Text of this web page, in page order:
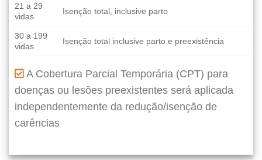
21 a 29
vidas
Isenção total, inclusive parto
30 a 199
vidas
Isenção total inclusive parto e preexistência
A Cobertura Parcial Temporária (CPT) para
doenças ou lesões preexistentes será aplicada
independentemente da redução/isenção de
carências